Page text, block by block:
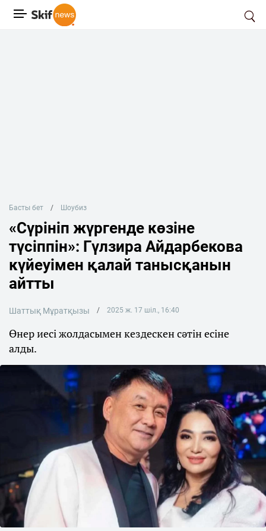
Басты бет Шоубиз
«Сүрініп жүргенде көзіне
түсіппін»: Гүлзира Айдарбекова
күйеуімен қалай танысқанын
айтты
Шаттық Мұратқызы 2025 ж. 17 шіл., 16:40
Өнер иесі жолдасымен кездескен сәтін есіне
алды.